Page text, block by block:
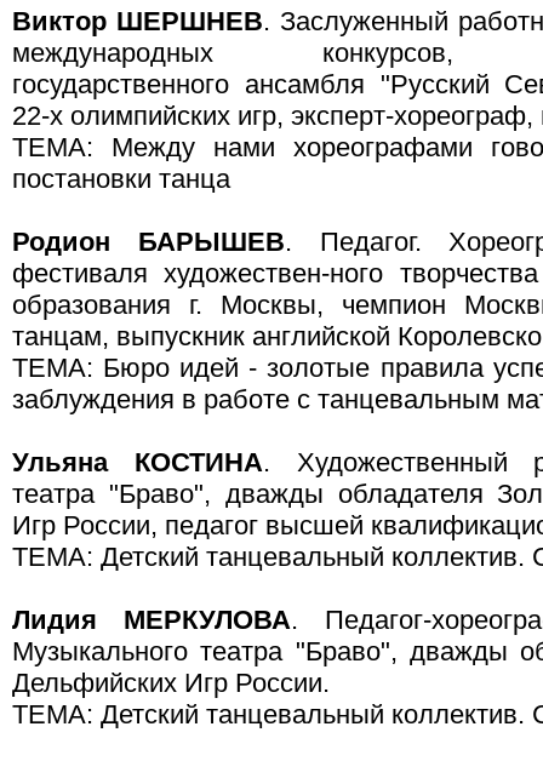
Виктор ШЕРШНЕВ. Заслуженный
международных конкурсов,
государственного ансамбля "Русский
22-х олимпийских игр, эксперт-хореограф,
ТЕМА: Между нами хореографами
постановки танца
Родион БАРЫШЕВ. Педагог.
фестиваля художествен-ного
образования г. Москвы, чемпион
танцам, выпускник английской
ТЕМА: Бюро идей - золотые правила
заблуждения в работе с танцевальным
Ульяна КОСТИНА. Художественный
театра "Браво", дважды обладателя
Игр России, педагог высшей
ТЕМА: Детский танцевальный коллектив.
Лидия МЕРКУЛОВА. Педагог-
Музыкального театра "Браво", дважды
Дельфийских Игр России.
ТЕМА: Детский танцевальный коллектив.